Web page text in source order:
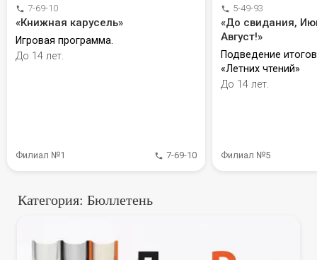
7-69-10
«Книжная карусель»
Игровая программа.
До 14 лет.
Филиал №1 7-69-10
5-49-93
«До свидания,
Август!»
Подведение
«Летних чтений»
До 14 лет.
Филиал №5
Категория: Бюллетень